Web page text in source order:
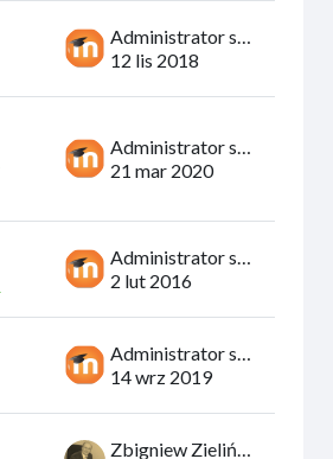
12 lis 2018
21 mar 2020
2 lut 2016
14 wrz 2019